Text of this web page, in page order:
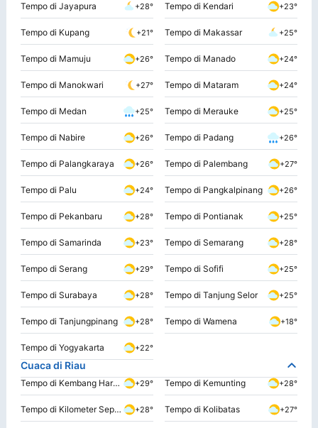
Tempo di Jayapura +28° Tempo di Kendari +23°
Tempo di Kupang +21° Tempo di Makassar +25°
Tempo di Mamuju +26° Tempo di Manado +24°
Tempo di Manokwari +27° Tempo di Mataram +24°
Tempo di Medan +25° Tempo di Merauke +25°
Tempo di Nabire +26° Tempo di Padang +26°
Tempo di Palangkaraya +26° Tempo di Palembang +27°
Tempo di Palu +24° Tempo di Pangkalpinang +26°
Tempo di Pekanbaru +28° Tempo di Pontianak +25°
Tempo di Samarinda +23° Tempo di Semarang +28°
Tempo di Serang +29° Tempo di Sofifi +25°
Tempo di Surabaya +28° Tempo di Tanjung Selor +25°
Tempo di Tanjungpinang +28° Tempo di Wamena +18°
Tempo di Yogyakarta +22°
Cuaca di Riau
Tempo di Kembang Harum +29° Tempo di Kemunting +28°
Tempo di Kilometer Sepuluh Rumbai +28° Tempo di Kolibatas +27°